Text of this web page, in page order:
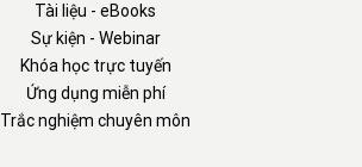
Tài liệu - eBooks
Sự kiện - Webinar
Khóa học trực tuyến
Ứng dụng miễn phí
Trắc nghiệm chuyên môn